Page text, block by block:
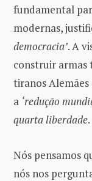
fundamental
modernas,
democracia’. A
construir
tiranos Alemães
a ‘redução
quarta liberdade.
Nós pensamos
nós nos